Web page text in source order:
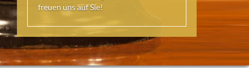
freuen uns auf Sie!